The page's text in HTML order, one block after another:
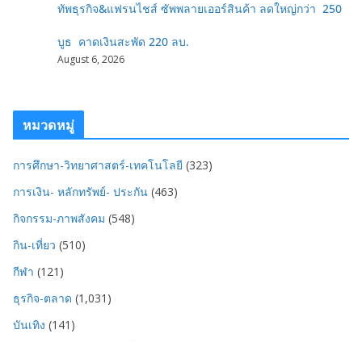
ทัพธุรกิจ&แฟรนไชส์ ซัพพลายเออร์สินค้า ลดใหญ่กว่า 250
บูธ คาดเงินสะพัด 220 ลบ.
August 6, 2026
หมวดหมู่
การศึกษา-วิทยาศาสตร์-เทคโนโลยี (323)
การเงิน- หลักทรัพย์- ประกัน (463)
กิจกรรม-ภาพสังคม (548)
กิน-เที่ยว (510)
กีฬา (121)
ธุรกิจ-ตลาด (1,031)
บันเทิง (141)